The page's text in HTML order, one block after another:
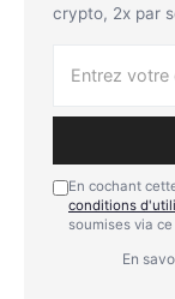
crypto, 2x par
En cochant
conditions
soumises via
En